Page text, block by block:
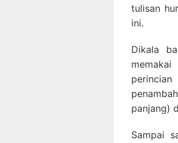
tulisan
ini.
Dikala
panjang)
Sampai